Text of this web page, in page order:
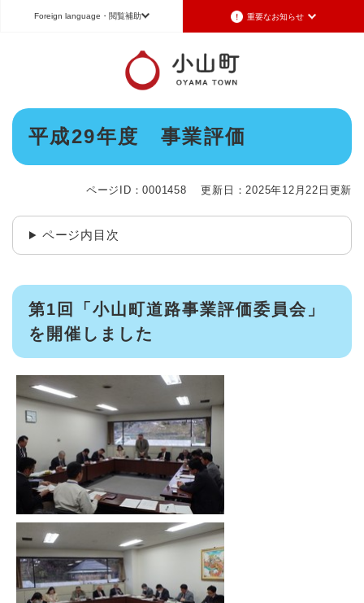
メニューを飛ばして本文へ
Foreign language ・閲覧補助 重要なお知らせ
重要なお知らせ
令和8年6月26日発生の地震被害に対する支援制度のお知らせ
2026年6月28日更新
地震による断水は6月28日午後5時に復旧しました
2026年6月28日更新
2026年6月28日更新
令和8年6月27日21時 災害警戒体制を廃止しました
重要なお知らせの一覧
Foreign language
日本語（Japanese） English（英語）
中文（簡体字）
Português（ポルトガル語）
한국어（韓国語）
標準 拡大 背景色変更 白 黒 青
本
平成29年度 事業評価
ページID：0001458 更新日：2025年12月22日更新
ページ内目次
第1回「小山町道路事業評価委員会」
を開催しました